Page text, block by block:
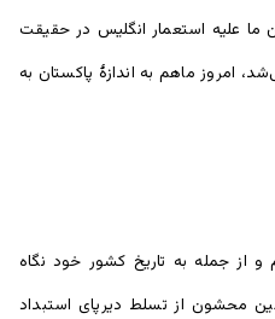
ما علیه استعمار انگلیس در حقیقت
امروز ماهم به اندازۀ پاکستان به
از جمله به تاریخ کشور خود نگاه
محشون از تسلط دیرپای استبداد